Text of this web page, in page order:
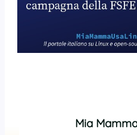
Mia